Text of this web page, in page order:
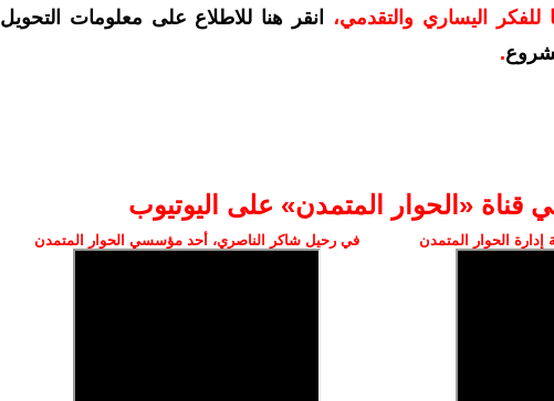
للفكر اليساري والتقدمي،
انقر هنا للاطلاع على معلومات التحويل
.
قناة ‫«الحوار المتمدن» على اليوتيوب
الحوار المتمدن في رحيل شاكر الناصري، أحد مؤسسي الحوار المتمدن